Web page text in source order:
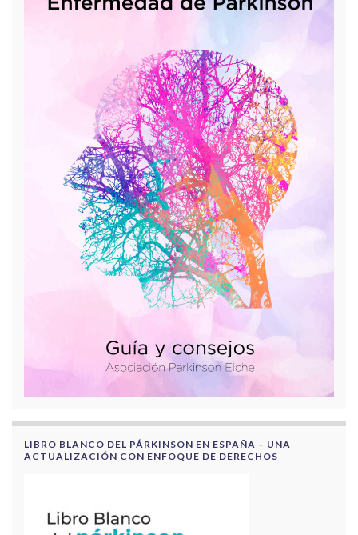
LIBRO BLANCO DEL PÁRKINSON EN ESPAÑA – UNA
ACTUALIZACIÓN CON ENFOQUE DE DERECHOS